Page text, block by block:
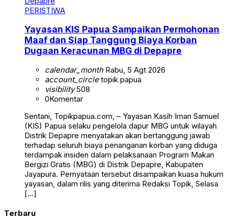
PERISTIWA
Yayasan KIS Papua Sampaikan Permohonan
Maaf dan Siap Tanggung Biaya Korban
Dugaan Keracunan MBG di Depapre
calendar_monthRabu, 5 Agt 2026
account_circletopik papua
visibility508
0Komentar
Sentani, Topikpapua.com, – Yayasan Kasih Iman Samuel
(KIS) Papua selaku pengelola dapur MBG untuk wilayah
Distrik Depapre menyatakan akan bertanggung jawab
terhadap seluruh biaya penanganan korban yang diduga
terdampak insiden dalam pelaksanaan Program Makan
Bergizi Gratis (MBG) di Distrik Depapre, Kabupaten
Jayapura. Pernyataan tersebut disampaikan kuasa hukum
yayasan, dalam rilis yang diterima Redaksi Topik, Selasa
[…]
Terbaru